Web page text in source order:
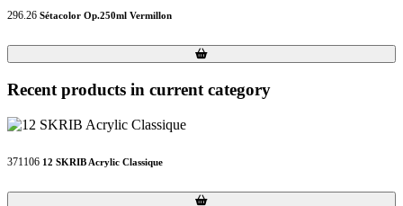
296.26 Sétacolor Op.250ml Vermillon
Loading...
Loading...
Recent products in current category
371106 12 SKRIB Acrylic Classique
Loading...
Loading...